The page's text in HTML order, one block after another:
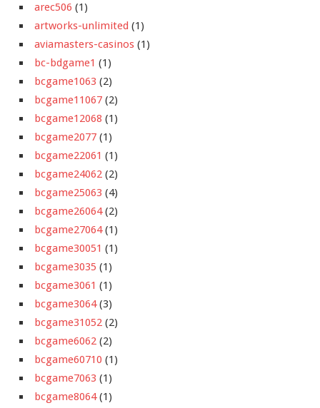
arec506 (1)
artworks-unlimited (1)
aviamasters-casinos (1)
bc-bdgame1 (1)
bcgame1063 (2)
bcgame11067 (2)
bcgame12068 (1)
bcgame2077 (1)
bcgame22061 (1)
bcgame24062 (2)
bcgame25063 (4)
bcgame26064(2)
bcgame27064(1)
bcgame30051 (1)
bcgame3035 (1)
bcgame3061 (1)
bcgame3064(3)
bcgame31052 (2)
bcgame6062 (2)
bcgame60710 (1)
bcgame7063 (1)
bcgame8064(1)